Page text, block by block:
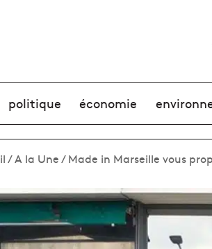
de menu
politique économie
/A la Une/Made in Marseille vous